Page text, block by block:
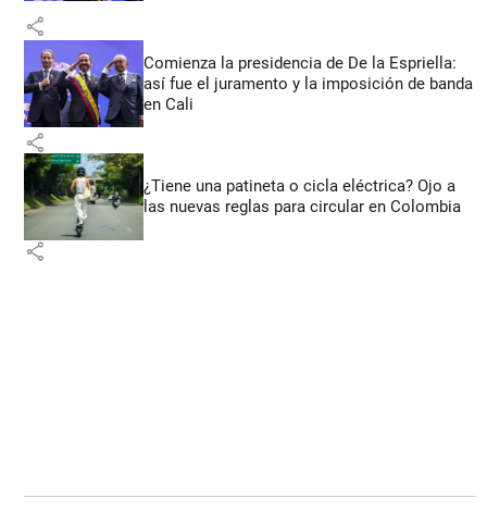
share
Comienza la presidencia de De la Espriella:
así fue el juramento y la imposición de banda
en Cali
share
¿Tiene una patineta o cicla eléctrica? Ojo a
las nuevas reglas para circular en Colombia
share